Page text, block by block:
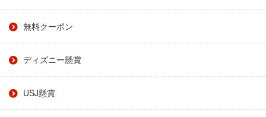
無料クーポン
ディズニー懸賞
USJ懸賞